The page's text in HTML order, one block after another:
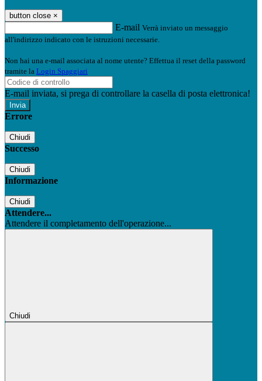
button close ×
E-mail Verrà inviato un messaggio
all'indirizzo indicato con le istruzioni necessarie.
Non hai una e-mail associata al nome utente? Effettua il reset della password
tramite la Login Spaggiari
E-mail inviata, si prega di controllare la casella di posta elettronica!
Errore
Chiudi
Successo
Chiudi
Informazione
Chiudi
Attendere...
Attendere il completamento dell'operazione...
Chiudi